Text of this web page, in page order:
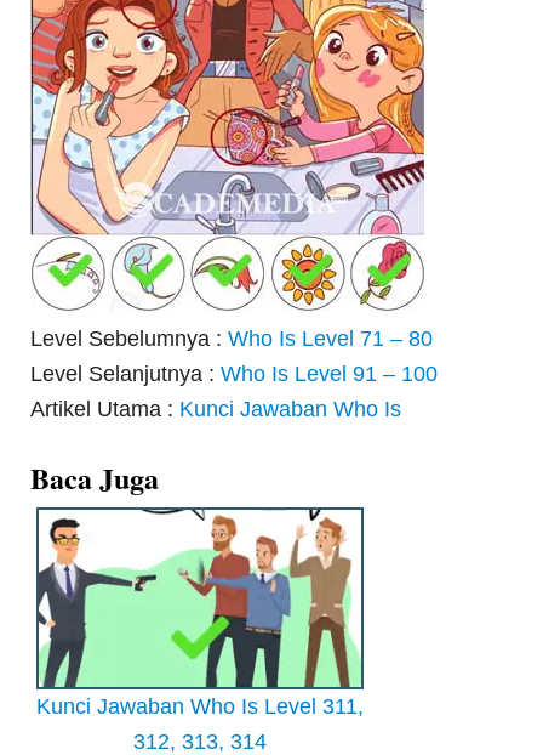
Level Sebelumnya :Who Is Level 71 – 80
Level Selanjutnya :Who Is Level 91 – 100
Artikel Utama : Kunci Jawaban Who Is
Baca Juga
Kunci Jawaban Who Is Level 311,
312, 313, 314